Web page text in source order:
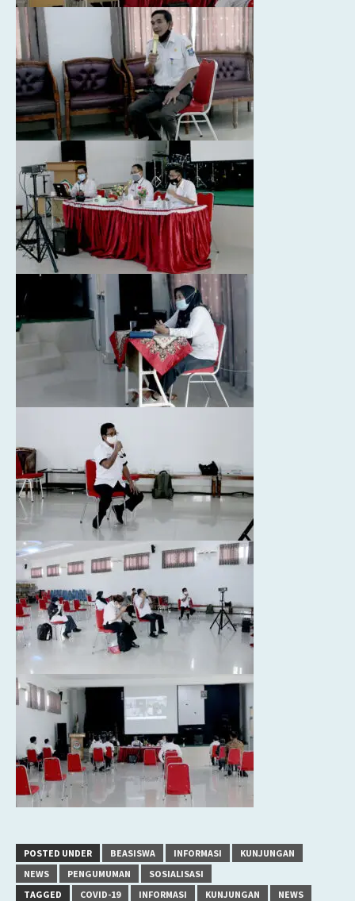
POSTED UNDER BEASISWA INFORMASI
KUNJUNGAN
NEWS
PENGUMUMAN
SOSIALISASI
TAGGED
COVID-19 INFORMASI KUNJUNGAN
NEWS